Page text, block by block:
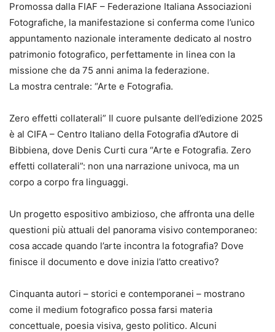
Promossa dalla FIAF – Federazione Italiana Associazioni
Fotografiche, la manifestazione si conferma come l’unico
appuntamento nazionale interamente dedicato al nostro
patrimonio fotografico, perfettamente in linea con la
missione che da 75 anni anima la federazione.
La mostra centrale: “Arte e Fotografia.
Zero effetti collaterali” Il cuore pulsante dell’edizione 2025
è al CIFA – Centro Italiano della Fotografia d’Autore di
Bibbiena, dove Denis Curti cura “Arte e Fotografia. Zero
effetti collaterali”: non una narrazione univoca, ma un
corpo a corpo fra linguaggi.
Un progetto espositivo ambizioso, che affronta una delle
questioni più attuali del panorama visivo contemporaneo:
cosa accade quando l’arte incontra la fotografia? Dove
finisce il documento e dove inizia l’atto creativo?
Cinquanta autori – storici e contemporanei – mostrano
come il medium fotografico possa farsi materia
concettuale, poesia visiva, gesto politico. Alcuni